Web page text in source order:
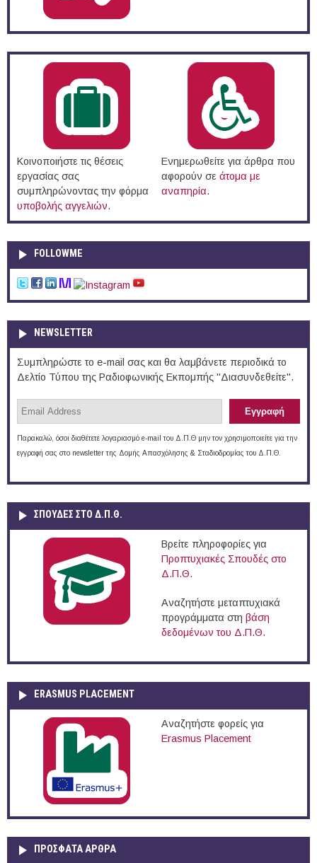
Κοινοποιήστε τις θέσεις
εργασίας σας
συμπληρώνοντας την φόρμα
υποβολής αγγελιών.
Ενημερωθείτε για άρθρα που
αφορούν σε άτομα με
αναπηρία.
FOLLOWME
NEWSLETTER
Συμπληρώστε το e-mail σας και θα λαμβάνετε περιοδικά το
Δελτίο Τύπου της Ραδιοφωνικής Εκπομπής "Διασυνδεθείτε".
Παρακαλώ, όσοι διαθέτετε λογαριασμό e-mail του Δ.Π.Θ μην τον χρησιμοποιείτε για την
εγγραφή σας στο newsletter της Δομής Απασχόλησης & Σταδιοδρομίας του Δ.Π.Θ.
ΣΠΟΥΔΈΣ ΣΤΟ Δ.Π.Θ.
Βρείτε πληροφορίες για
Προπτυχιακές Σπουδές στο
Δ.Π.Θ.
Αναζητήστε μεταπτυχιακά
προγράμματα στη βάση
δεδομένων του Δ.Π.Θ.
ERASMUS PLACEMENT
Αναζητήστε φορείς για
Erasmus Placement
ΠΡOΣΦΑΤΑ AΡΘΡΑ